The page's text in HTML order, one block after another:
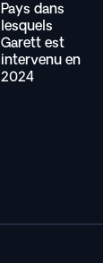
Pays dans
lesquels
Garett est
intervenu en
2024